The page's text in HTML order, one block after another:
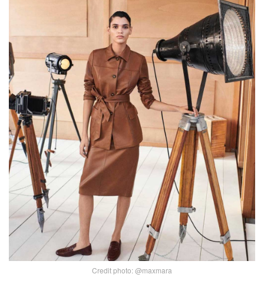
Credit photo: @maxmara